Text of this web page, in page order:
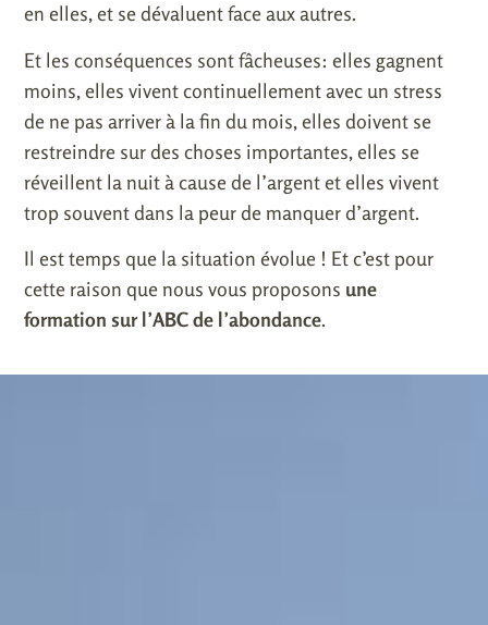
en elles, et se dévaluent face aux autres.
Et les conséquences sont fâcheuses: elles gagnent
moins, elles vivent continuellement avec un stress
de ne pas arriver à la fin du mois, elles doivent se
restreindre sur des choses importantes, elles se
réveillent la nuit à cause de l’argent et elles vivent
trop souvent dans la peur de manquer d’argent.
Il est temps que la situation évolue ! Et c’est pour
cette raison que nous vous proposons une
formation sur l’ABC de l’abondance.